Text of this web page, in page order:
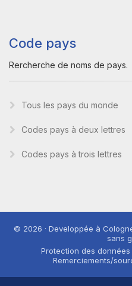
Code pays
Rercherche de noms de pays.
Tous les pays du monde
Codes pays à deux lettres
Codes pays à trois lettres
© 2026 · Developpée à
sans
Protection des données
Remerciements/